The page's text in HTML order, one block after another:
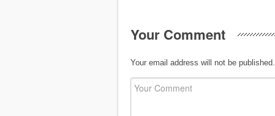
Your Comment
Your email address will not be published.